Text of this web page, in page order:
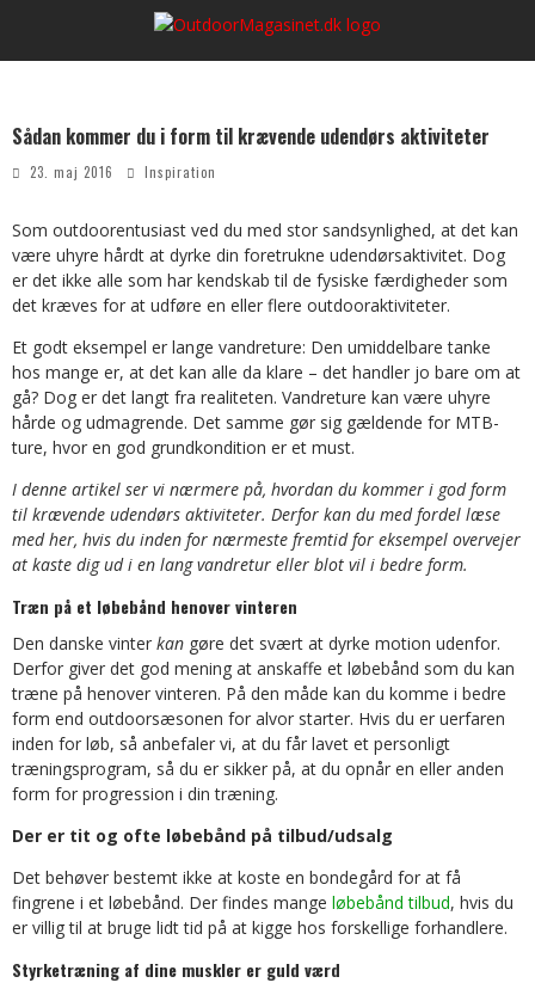
Sådan kommer du i form til krævende udendørs aktiviteter
23. maj 2016 Inspiration
Som outdoorentusiast ved du med stor sandsynlighed, at det kan
være uhyre hårdt at dyrke din foretrukne udendørsaktivitet. Dog
er det ikke alle som har kendskab til de fysiske færdigheder som
det kræves for at udføre en eller flere outdooraktiviteter.
Et godt eksempel er lange vandreture: Den umiddelbare tanke
hos mange er, at det kan alle da klare – det handler jo bare om at
gå? Dog er det langt fra realiteten. Vandreture kan være uhyre
hårde og udmagrende. Det samme gør sig gældende for MTB-
ture, hvor en god grundkondition er et must.
I denne artikel ser vi nærmere på, hvordan du kommer i god form
til krævende udendørs aktiviteter. Derfor kan du med fordel læse
med her, hvis du inden for nærmeste fremtid for eksempel overvejer
at kaste dig ud i en lang vandretur eller blot vil i bedre form.
Træn på et løbebånd henover vinteren
Den danske vinter kan gøre det svært at dyrke motion udenfor.
Derfor giver det god mening at anskaffe et løbebånd som du kan
træne på henover vinteren. På den måde kan du komme i bedre
form end outdoorsæsonen for alvor starter. Hvis du er uerfaren
inden for løb, så anbefaler vi, at du får lavet et personligt
træningsprogram, så du er sikker på, at du opnår en eller anden
form for progression i din træning.
Der er tit og ofte løbebånd på tilbud/udsalg
Det behøver bestemt ikke at koste en bondegård for at få
fingrene i et løbebånd. Der findes mange løbebånd tilbud, hvis du
er villig til at bruge lidt tid på at kigge hos forskellige forhandlere.
Styrketræning af dine muskler er guld værd